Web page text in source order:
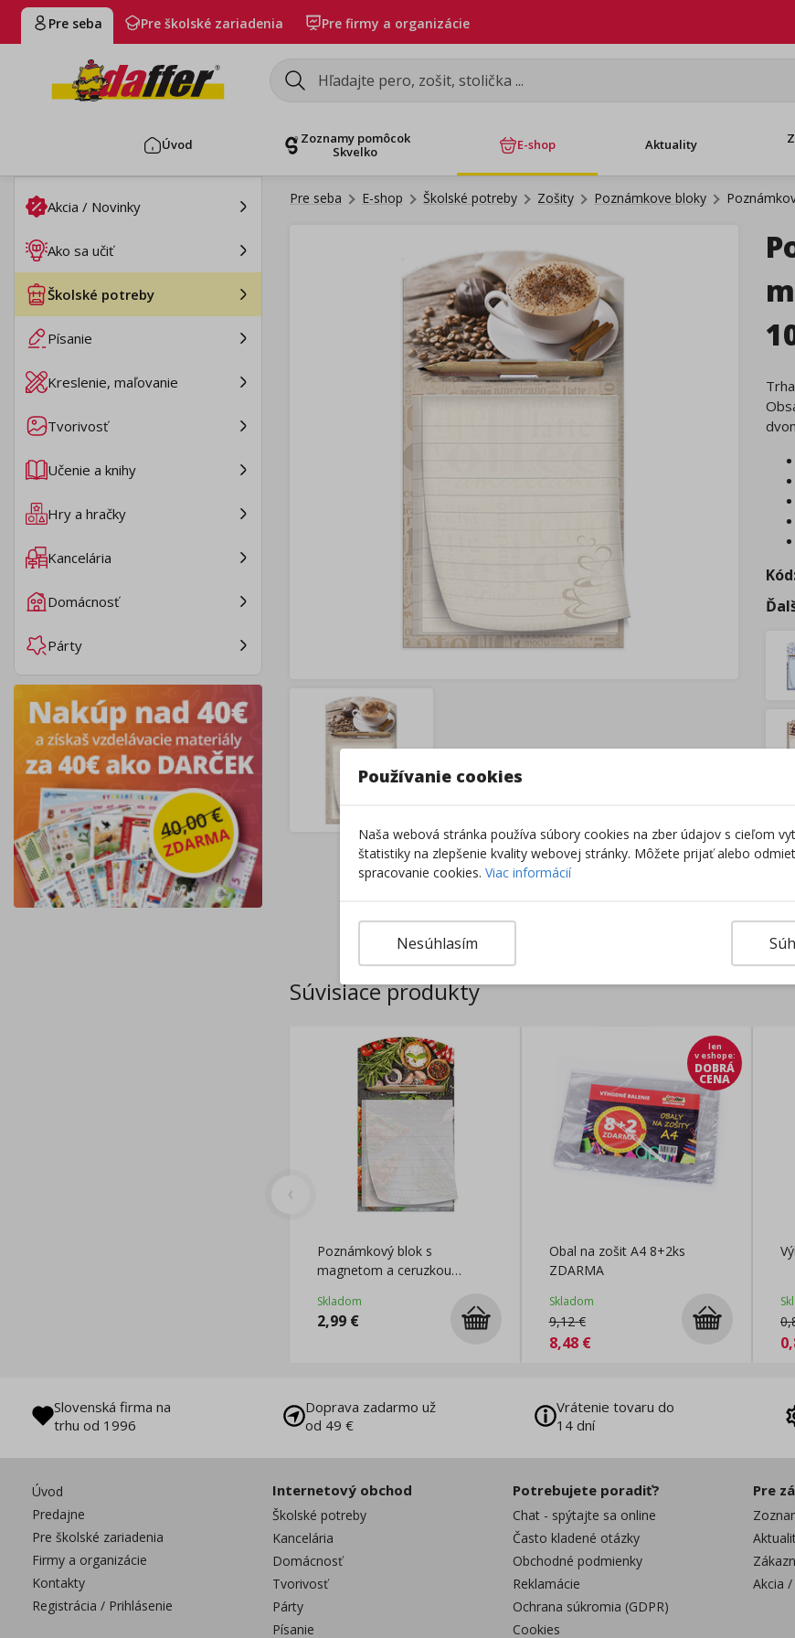
Pre seba Pre školské zariadenia Pre firmy a organizácie
Úvod
Zoznamy pomôcok
Skvelko
E-shop Aktuality
Akcia / Novinky
Ako sa učiť
Školské potreby
Písanie
Kreslenie, maľovanie
Tvorivosť
Učenie a knihy
Hry a hračky
Kancelária
Domácnosť
Párty
Pre seba E-shop Školské potreby Zošity Poznámkove bloky
Súvisiace produkty
Poznámkový blok s
magnetom a ceruzkou
Skladom
2,99 €
len
v eshope:
DOBRÁ
CENA
Obal na zošit A4 8+2ks
ZDARMA
Skladom
9,12€
8,48€
Slovenská firma na
trhu od 1996
Doprava zadarmo už
od 49 €
Vrátenie tovaru do
14 dní
Úvod
Predajne
Pre školské zariadenia
Firmy a organizácie
Kontakty
Registrácia / Prihlásenie
Internetový obchod
Školské potreby
Kancelária
Domácnosť
Tvorivosť
Párty
Písanie
Potrebujete poradiť?
Chat - spýtajte sa online
Často kladené otázky
Obchodné podmienky
Reklamácie
Ochrana súkromia (GDPR)
Cookies
Pre
Akcia
Používanie cookies
Naša webová stránka používa súbory cookies na zber údajov s cieľom
štatistiky na zlepšenie kvality webovej stránky. Môžete prijať alebo
spracovanie cookies. Viac informácií
Nesúhlasím